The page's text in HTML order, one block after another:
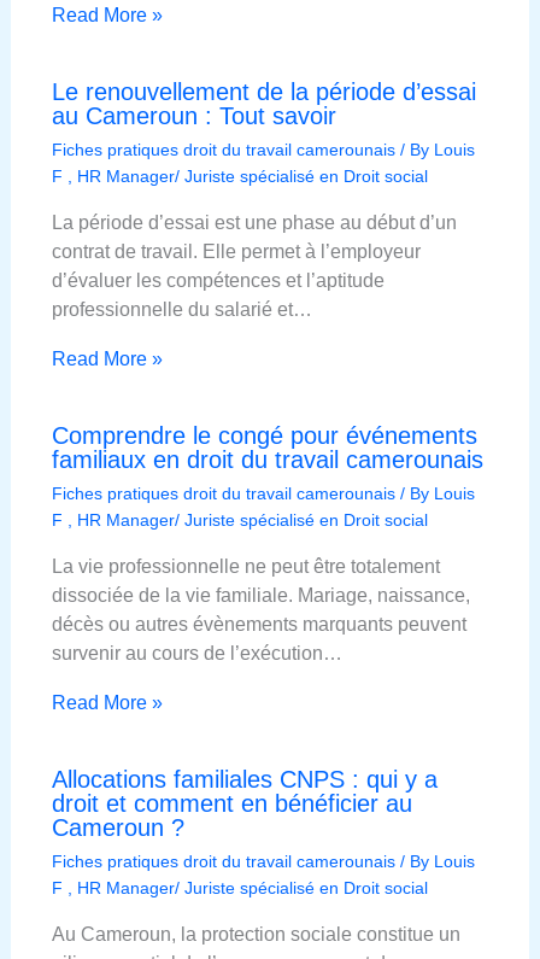
Read More »
Le renouvellement de la période d’essai
au Cameroun : Tout savoir
Fiches pratiques droit du travail camerounais/ By Louis
F , HR Manager/ Juriste spécialisé en Droit social
La période d’essai est une phase au début d’un
contrat de travail. Elle permet à l’employeur
d’évaluer les compétences et l’aptitude
professionnelle du salarié et…
Read More »
Comprendre le congé pour événements
familiaux en droit du travail camerounais
Fiches pratiques droit du travail camerounais/ By Louis
F , HR Manager/ Juriste spécialisé en Droit social
La vie professionnelle ne peut être totalement
dissociée de la vie familiale. Mariage, naissance,
décès ou autres évènements marquants peuvent
survenir au cours de l’exécution…
Read More »
Allocations familiales CNPS : qui y a
droit et comment en bénéficier au
Cameroun ?
Fiches pratiques droit du travail camerounais/ By Louis
F , HR Manager/ Juriste spécialisé en Droit social
Au Cameroun, la protection sociale constitue un